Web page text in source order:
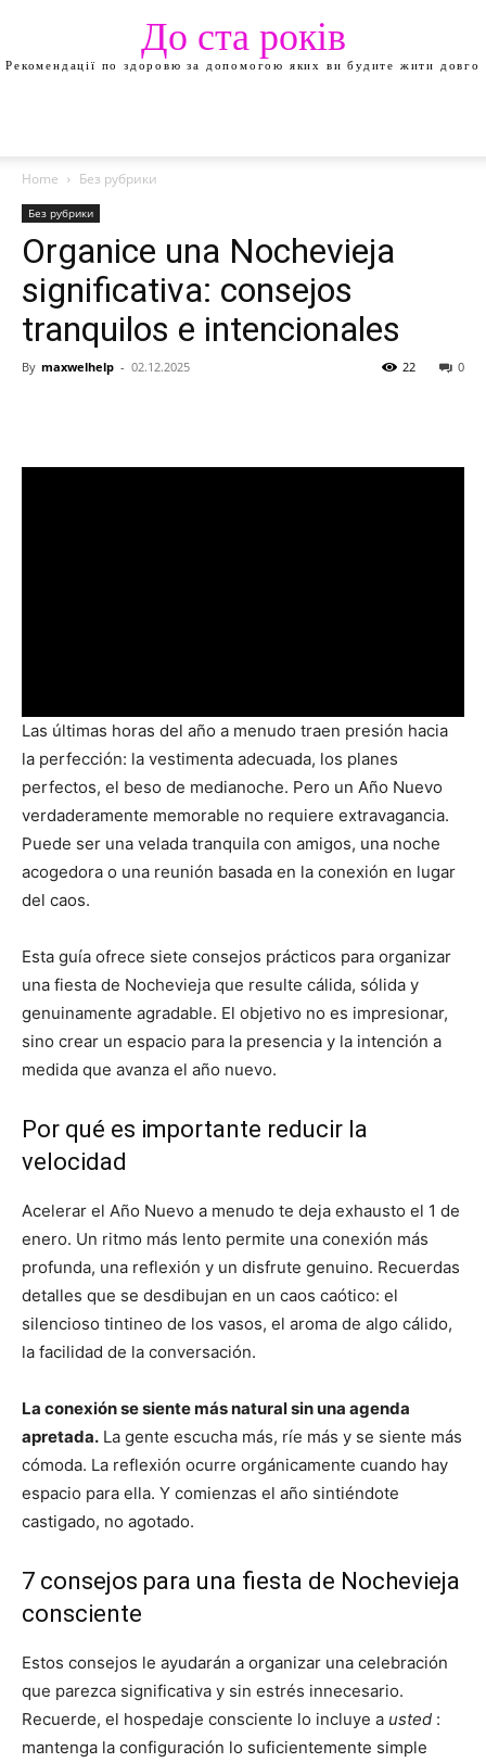
До ста років
Рекомендації по здоровю за допомогою яких ви будите жити довго
Home Без рубрики
Без рубрики
Organice una Nochevieja
significativa: consejos
tranquilos e intencionales
By maxwelhelp - 02.12.2025 0
22
Las últimas horas del año a menudo traen presión hacia
la perfección: la vestimenta adecuada, los planes
perfectos, el beso de medianoche. Pero un Año Nuevo
verdaderamente memorable no requiere extravagancia.
Puede ser una velada tranquila con amigos, una noche
acogedora o una reunión basada en la conexión en lugar
del caos.
Esta guía ofrece siete consejos prácticos para organizar
una fiesta de Nochevieja que resulte cálida, sólida y
genuinamente agradable. El objetivo no es impresionar,
sino crear un espacio para la presencia y la intención a
medida que avanza el año nuevo.
Por qué es importante reducir la
velocidad
Acelerar el Año Nuevo a menudo te deja exhausto el 1 de
enero. Un ritmo más lento permite una conexión más
profunda, una reflexión y un disfrute genuino. Recuerdas
detalles que se desdibujan en un caos caótico: el
silencioso tintineo de los vasos, el aroma de algo cálido,
la facilidad de la conversación.
La conexión se siente más natural sin una agenda
apretada. La gente escucha más, ríe más y se siente más
cómoda. La reflexión ocurre orgánicamente cuando hay
espacio para ella. Y comienzas el año sintiéndote
castigado, no agotado.
7 consejos para una fiesta de Nochevieja
consciente
Estos consejos le ayudarán a organizar una celebración
que parezca significativa y sin estrés innecesario.
Recuerde, el hospedaje consciente lo incluye a usted :
mantenga la configuración lo suficientemente simple